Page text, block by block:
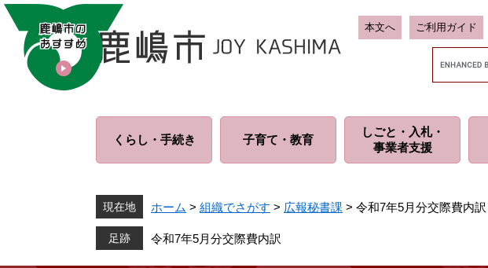
ペ
メ
本文へ ご利用ガイド
ム
くらし・ 手続き 子育て・ 教育
しごと・入札・
事業者支援
現在地 ホーム > 組織でさがす > 広報秘書課 > 令和7年5月分交際費内訳
令和7年5月分交際費内訳